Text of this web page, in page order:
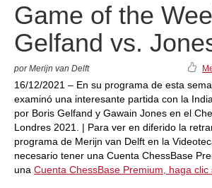
Game of the
Gelfand vs.
por Merijn van Delft
16/12/2021 – En su programa de esta
examinó una interesante partida con la
por Boris Gelfand y Gawain Jones en el
Londres 2021. | Para ver en diferido la
programa de Merijn van Delft en la
necesario tener una Cuenta ChessBase
una Cuenta ChessBase Premium, haga clic